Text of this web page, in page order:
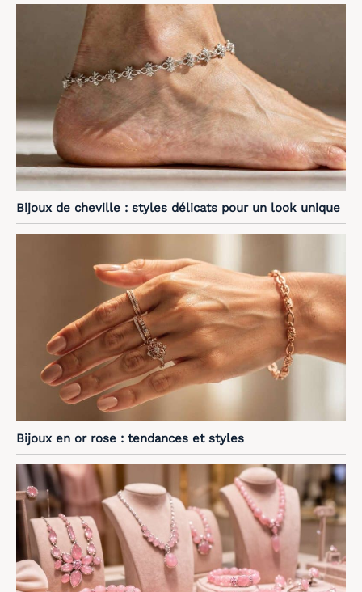
Bijoux de cheville : styles délicats pour un look unique
Bijoux en or rose : tendances et styles